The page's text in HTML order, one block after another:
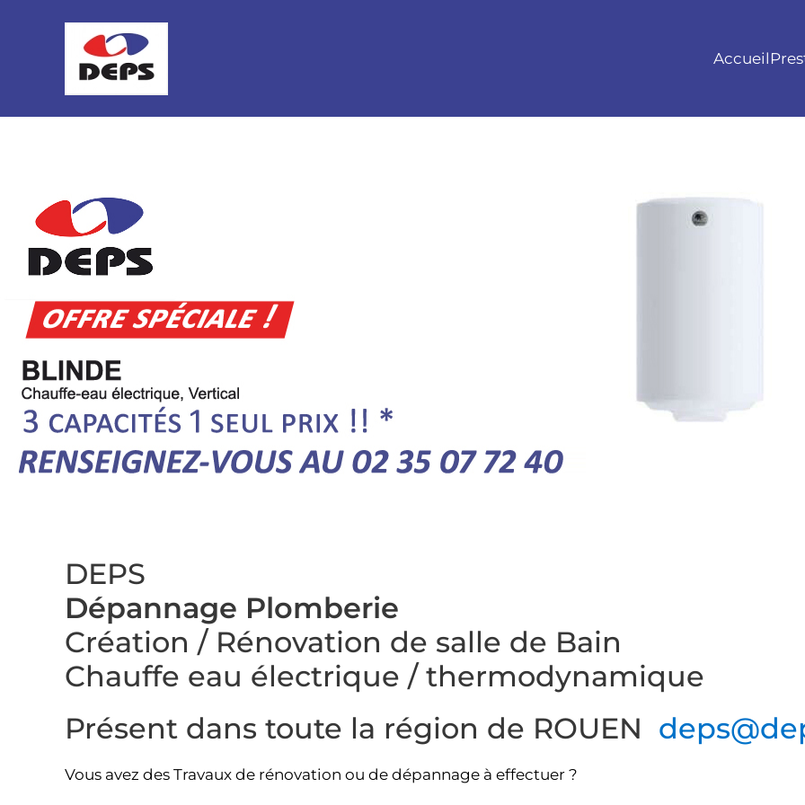
Accueil
DEPS
Dépannage Plomberie
Création / Rénovation de salle de Bain
Chauffe eau électrique / thermodynamique
Présent dans toute la région de ROUEN
Vous avez des Travaux de rénovation ou de dépannage à effectuer ?